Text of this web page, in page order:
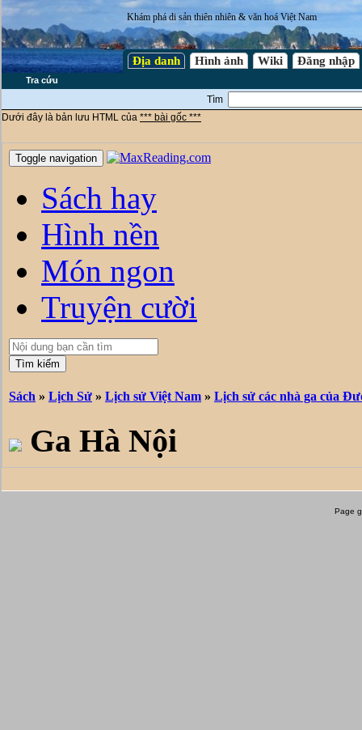
Khám phá di sản thiên nhiên & văn hoá Việt Nam
Địa danh Hình ảnh Wiki Đăng nhập
Tra cứu
Tìm
Dưới đây là bản lưu HTML của *** bài gốc ***
Page